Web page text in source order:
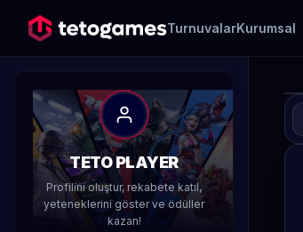
TurnuvalarKurumsal
TETO PLAYER
Profilini oluştur, rekabete katıl,
yeteneklerini göster ve ödüller
kazan!